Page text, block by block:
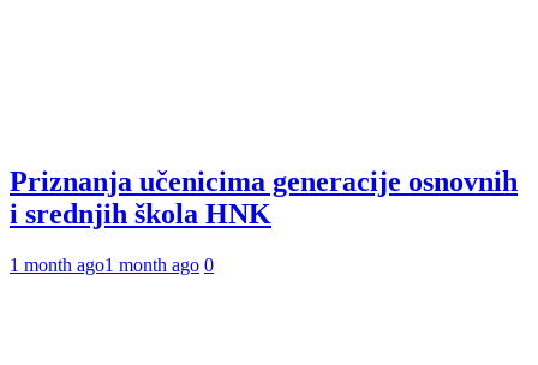
Priznanja učenicima generacije osnovnih
i srednjih škola HNK
1 month ago1 month ago 0